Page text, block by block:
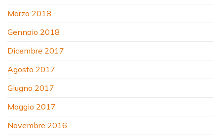
Marzo 2018
Gennaio 2018
Dicembre 2017
Agosto 2017
Giugno 2017
Maggio 2017
Novembre 2016